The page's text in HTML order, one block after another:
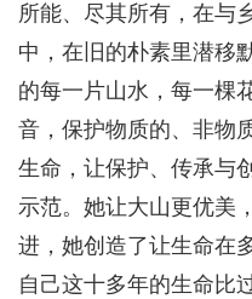
所能、尽其所有，在与
中，在旧的朴素里潜移
的每一片山水，每一棵
音，保护物质的、非物
生命，让保护、传承与
示范。她让大山更优美
进，她创造了让生命在
自己这十多年的生命比